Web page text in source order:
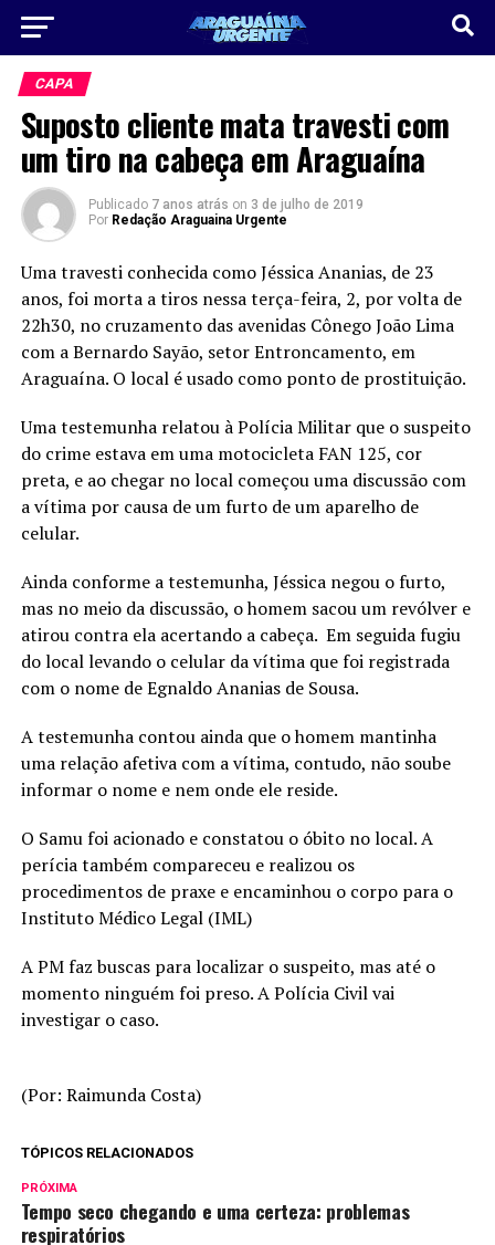
CAPA
Suposto cliente mata travesti com
um tiro na cabeça em Araguaína
Publicado 7 anos atrás on 3 de julho de 2019
Por Redação Araguaina Urgente
Uma travesti conhecida como Jéssica Ananias, de 23
anos, foi morta a tiros nessa terça-feira, 2, por volta de
22h30, no cruzamento das avenidas Cônego João Lima
com a Bernardo Sayão, setor Entroncamento, em
Araguaína. O local é usado como ponto de prostituição.
Uma testemunha relatou à Polícia Militar que o suspeito
do crime estava em uma motocicleta FAN 125, cor
preta, e ao chegar no local começou uma discussão com
a vítima por causa de um furto de um aparelho de
celular.
Ainda conforme a testemunha, Jéssica negou o furto,
mas no meio da discussão, o homem sacou um revólver e
atirou contra ela acertando a cabeça. Em seguida fugiu
do local levando o celular da vítima que foi registrada
com o nome de Egnaldo Ananias de Sousa.
A testemunha contou ainda que o homem mantinha
uma relação afetiva com a vítima, contudo, não soube
informar o nome e nem onde ele reside.
O Samu foi acionado e constatou o óbito no local. A
perícia também compareceu e realizou os
procedimentos de praxe e encaminhou o corpo para o
Instituto Médico Legal (IML)
A PM faz buscas para localizar o suspeito, mas até o
momento ninguém foi preso. A Polícia Civil vai
investigar o caso.
(Por: Raimunda Costa)
TÓPICOS RELACIONADOS
PRÓXIMA
Tempo seco chegando e uma certeza: problemas
respiratórios